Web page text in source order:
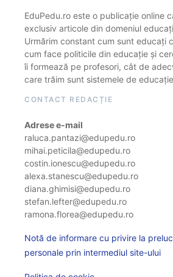
EduPedu.ro este o publicație online
exclusiv articole din domeniul
Urmărim constant cum sunt educați
cum face politicile din educație și
îi formează pe profesori, cât de
care trăim sunt sistemele de
CONTACT REDACȚIE
Adrese e-mail
raluca.pantazi@edupedu.ro
mihai.peticila@edupedu.ro
costin.ionescu@edupedu.ro
alexa.stanescu@edupedu.ro
diana.ghimisi@edupedu.ro
stefan.lefter@edupedu.ro
ramona.florea@edupedu.ro
Notă de informare cu privire la
personale prin intermediul site-ului